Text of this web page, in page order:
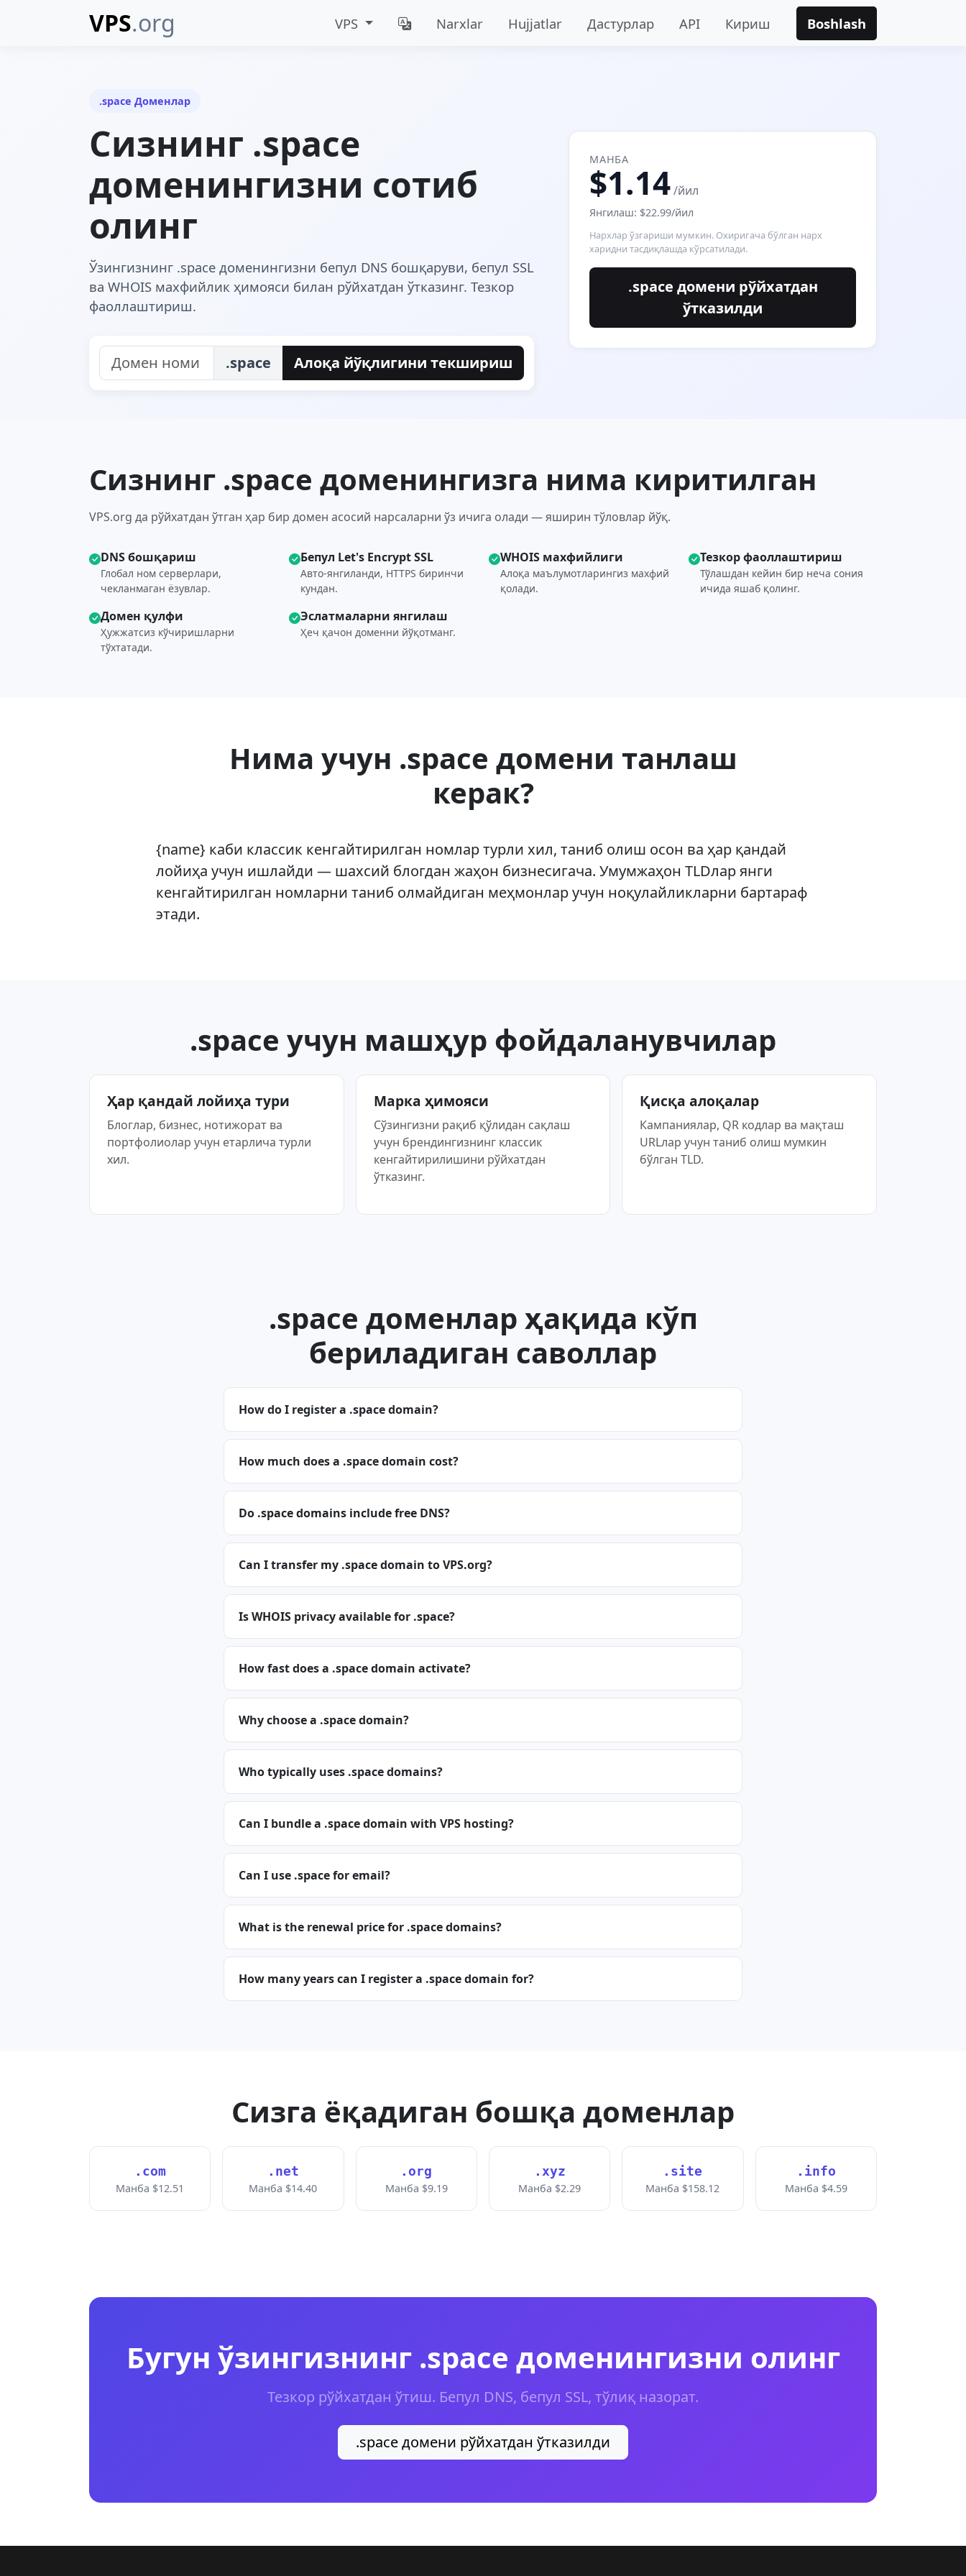
VPS.org VPS Narxlar Hujjatlar Дастурлар API Кириш Boshlash
.space Доменлар
Сизнинг .space
доменингизни сотиб
олинг
Ўзингизнинг .space доменингизни бепул DNS бошқаруви, бепул SSL
ва WHOIS махфийлик ҳимояси билан рўйхатдан ўтказинг. Тезкор
фаоллаштириш.
.space Алоқа йўқлигини текшириш
МАНБА
$1.14/йил
Янгилаш: $22.99/йил
Нархлар ўзгариши мумкин. Охиригача бўлган нарх
харидни тасдиқлашда кўрсатилади.
.space домени рўйхатдан
ўтказилди
Сизнинг .space доменингизга нима киритилган
VPS.org да рўйхатдан ўтган ҳар бир домен асосий нарсаларни ўз ичига олади — яширин тўловлар йўқ.
DNS бошқариш
Глобал ном серверлари,
чекланмаган ёзувлар.
Бепул Let's Encrypt SSL
Авто-янгиланди, HTTPS биринчи
кундан.
WHOIS махфийлиги
Алоқа маълумотларингиз махфий
қолади.
Тезкор фаоллаштириш
Тўлашдан кейин бир неча сония
ичида яшаб қолинг.
Домен қулфи
Ҳужжатсиз кўчиришларни
тўхтатади.
Эслатмаларни янгилаш
Ҳеч қачон доменни йўқотманг.
Нима учун .space домени танлаш
керак?
{name} каби классик кенгайтирилган номлар турли хил, таниб олиш осон ва ҳар қандай
лойиҳа учун ишлайди — шахсий блогдан жаҳон бизнесигача. Умумжаҳон TLDлар янги
кенгайтирилган номларни таниб олмайдиган меҳмонлар учун ноқулайликларни бартараф
этади.
.space учун машҳур фойдаланувчилар
Ҳар қандай лойиҳа тури
Блоглар, бизнес, нотижорат ва
портфолиолар учун етарлича турли
хил.
Марка ҳимояси
Сўзингизни рақиб қўлидан сақлаш
учун брендингизнинг классик
кенгайтирилишини рўйхатдан
ўтказинг.
Қисқа алоқалар
Кампаниялар, QR кодлар ва мақташ
URLлар учун таниб олиш мумкин
бўлган TLD.
.space доменлар ҳақида кўп
бериладиган саволлар
How do I register a .space domain?
How much does a .space domain cost?
Do .space domains include free DNS?
Can I transfer my .space domain to VPS.org?
Is WHOIS privacy available for .space?
How fast does a .space domain activate?
Why choose a .space domain?
Who typically uses .space domains?
Can I bundle a .space domain with VPS hosting?
Can I use .space for email?
What is the renewal price for .space domains?
How many years can I register a .space domain for?
Сизга ёқадиган бошқа доменлар
.com
Манба $12.51
.net
Манба $14.40
.org
Манба $9.19
.xyz
Манба $2.29
.site
Манба $158.12
.info
Манба $4.59
Бугун ўзингизнинг .space доменингизни олинг
Тезкор рўйхатдан ўтиш. Бепул DNS, бепул SSL, тўлиқ назорат.
.space домени рўйхатдан ўтказилди